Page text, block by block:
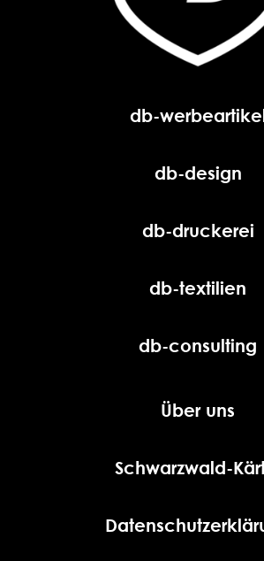
db-
db-design
db-druckerei
db-textilien
db-consulting
Über uns
Schwarzwald-